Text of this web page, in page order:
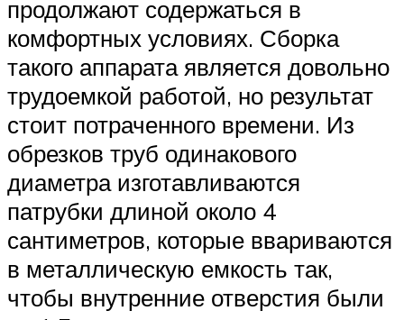
продолжают содержаться в
комфортных условиях. Сборка
такого аппарата является довольно
трудоемкой работой, но результат
стоит потраченного времени. Из
обрезков труб одинакового
диаметра изготавливаются
патрубки длиной около 4
сантиметров, которые ввариваются
в металлическую емкость так,
чтобы внутренние отверстия были